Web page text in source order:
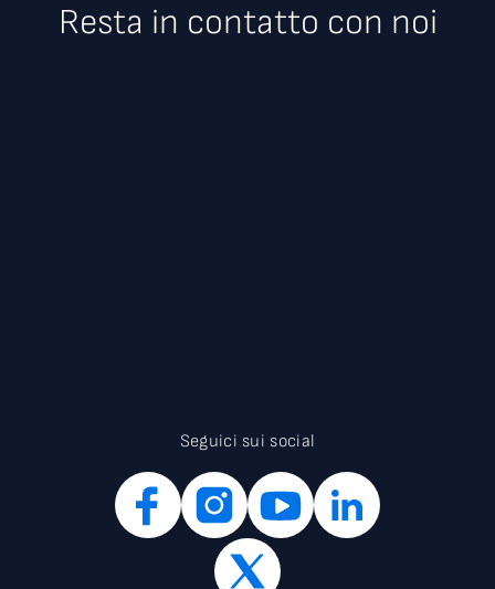
Resta in contatto con noi
Seguici sui social